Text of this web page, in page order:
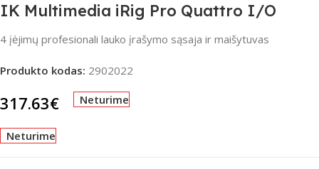
IK Multimedia iRig Pro Quattro I/O
4 įėjimų profesionali lauko įrašymo sąsaja ir maišytuvas
Produkto kodas: 2902022
317.63€ Neturime
Neturime